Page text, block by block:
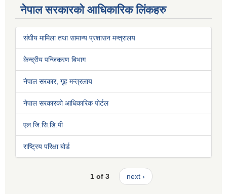
नेपाल सरकारको आधिकारिक लिंकहरु
संघीय मामिला तथा सामान्य प्रशासन मन्त्रालय
केन्द्रीय पन्जिकरण बिभाग
नेपाल सरकार, गृह मन्त्रलाय
नेपाल सरकारको आधिकारिक पोर्टल
एल.जि.सि.डि.पी
राष्ट्रिय परिक्षा बोर्ड
1 of 3 next ›